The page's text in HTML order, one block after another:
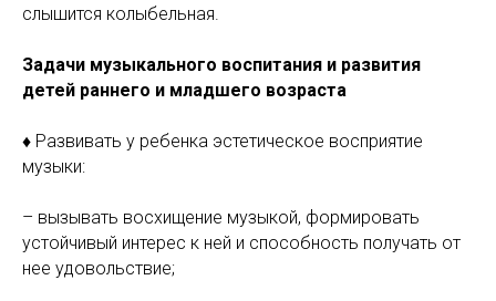
слышится колыбельная.
Задачи музыкального воспитания и развития
детей раннего и младшего возраста
♦ Развивать у ребенка эстетическое восприятие
музыки:
– вызывать восхищение музыкой, формировать
устойчивый интерес к ней и способность получать от
нее удовольствие;